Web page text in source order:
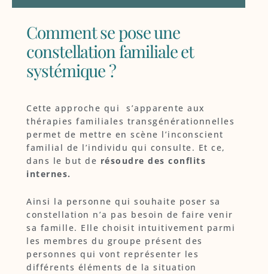
Comment se pose une
constellation familiale et
systémique ?
Cette approche qui s’apparente aux
thérapies familiales transgénérationnelles
permet de mettre en scène l’inconscient
familial de l’individu qui consulte. Et ce,
dans le but de résoudre des conflits
internes.
Ainsi la personne qui souhaite poser sa
constellation n’a pas besoin de faire venir
sa famille. Elle choisit intuitivement parmi
les membres du groupe présent des
personnes qui vont représenter les
différents éléments de la situation